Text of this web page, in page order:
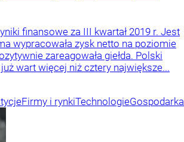
finansowe za III kwartał 2019 r. Jest
wypracowała zysk netto na poziomie
zareagowała giełda. Polski
wart więcej niż cztery największe...
Firmy i rynkiTechnologieGospodarka